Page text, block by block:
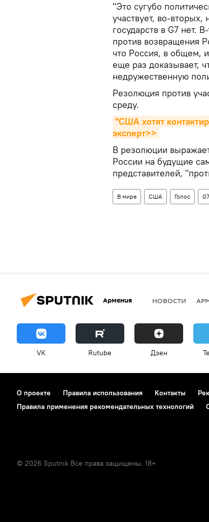
"Это сугубо
участвует, во-
государств в G7 нет.
против возвращения
что Россия, в общем,
еще раз доказывает,
недружественную
Резолюция против
среду.
"США хотят
эксперт>>
В резолюции
России на будущие
представителей,
В мире США Голос G7
Армения НОВОСТИ
VK Rutube Дзен
О проекте Правила использования Контакты
Правила применения рекомендательных технологий
© 2026 Sputnik Все права защищены. 18+